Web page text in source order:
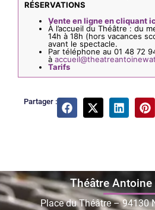
RÉSERVATIONS
Vente en ligne en cliquant
À l’accueil du Théâtre : du
14h à 18h (hors vacances
avant le spectacle.
Par téléphone au 01 48 72
à
Tarifs
Partager :
Théâtre Antoine
Place du Théâtre – 94130